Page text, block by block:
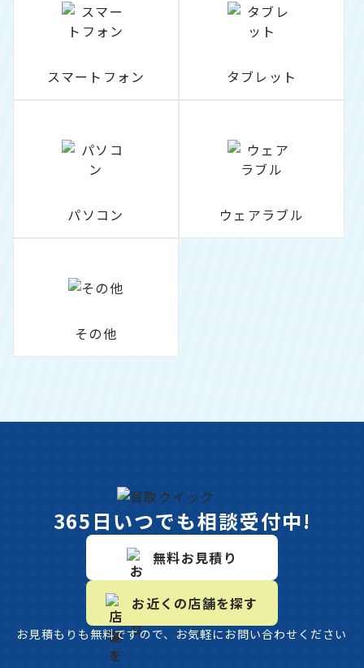
スマートフォン タブレット
パソコン ウェアラブル
その他
365日いつでも相談受付中!
無料お見積り
お近くの店舗を探す
お見積もりも無料ですので、お気軽にお問い合わせください